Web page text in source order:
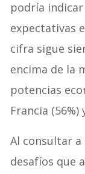
podría
expectativas
cifra sigue
encima de la
potencias
Francia (56%)
Al consultar
desafíos que